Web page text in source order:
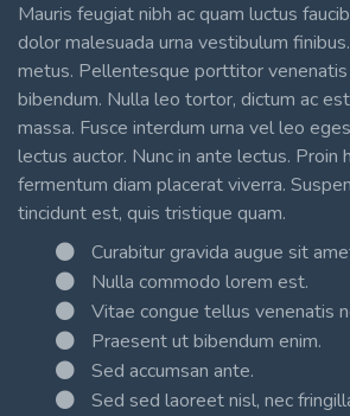
Mauris feugiat nibh ac quam luctus
dolor malesuada urna vestibulum
metus. Pellentesque porttitor
bibendum. Nulla leo tortor, dictum ac
massa. Fusce interdum urna vel leo
lectus auctor. Nunc in ante lectus. Proin
fermentum diam placerat viverra.
tincidunt est, quis tristique quam.
Curabitur gravida augue sit
Nulla commodo lorem est.
Vitae congue tellus venenatis
Praesent ut bibendum enim.
Sed accumsan ante.
Sed sed laoreet nisl, nec